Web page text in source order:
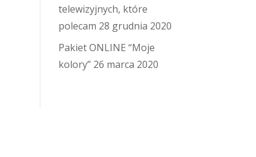
telewizyjnych, które
polecam 28 grudnia 2020
Pakiet ONLINE “Moje
kolory” 26 marca 2020